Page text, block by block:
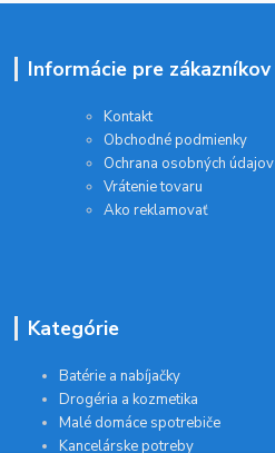
Informácie pre zákazníkov
Kontakt
Obchodné podmienky
Ochrana osobných údajov
Vrátenie tovaru
Ako reklamovať
Kategórie
Batérie a nabíjačky
Drogéria a kozmetika
Malé domáce spotrebiče
Kancelárske potreby